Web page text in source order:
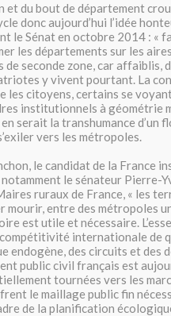
et du bout de département
donc aujourd’hui l’idée
le Sénat en octobre 2014 : «
les départements sur les
de seconde zone, car affaiblis,
y vivent pourtant. La
les citoyens, certains se
institutionnels à géométrie
serait la transhumance d’un
vers les métropoles.
le candidat de la France
le sénateur Pierre-
ruraux de France, « les
mourir, entre des métropoles
est utile et nécessaire.
internationale de
endogène, des circuits et des
public civil français est
tournées vers les
le maillage public fin
de la planification